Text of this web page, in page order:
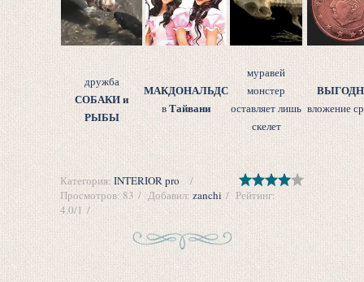
дружба
СОБАКИ и
РЫБЫ
МАКДОНАЛЬДС
вТайвани
муравей
монстер
оставляет лишь
скелет
вложение
Категория: INTERIOR pro
Просмотров: 83 Добавил: zanchi Рейтинг:
4.0/1